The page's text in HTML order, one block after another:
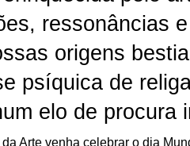
ressonâncias
origens
psíquica de
elo de procura
Arte venha celebrar o dia